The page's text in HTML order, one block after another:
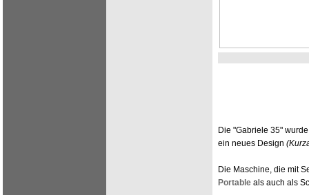
Die "Gabriele 35"
ein neues Design
Die Maschine, die mit
Portable als auch als